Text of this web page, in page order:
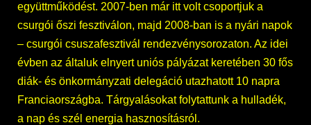
együttműködést. 2007-ben már itt volt csoportjuk a
csurgói őszi fesztiválon, majd 2008-ban is a nyári napok
– csurgói csuszafesztivál rendezvénysorozaton. Az idei
évben az általuk elnyert uniós pályázat keretében 30 fős
diák- és önkormányzati delegáció utazhatott 10 napra
Franciaországba. Tárgyalásokat folytattunk a hulladék,
a nap és szél energia hasznosításról.